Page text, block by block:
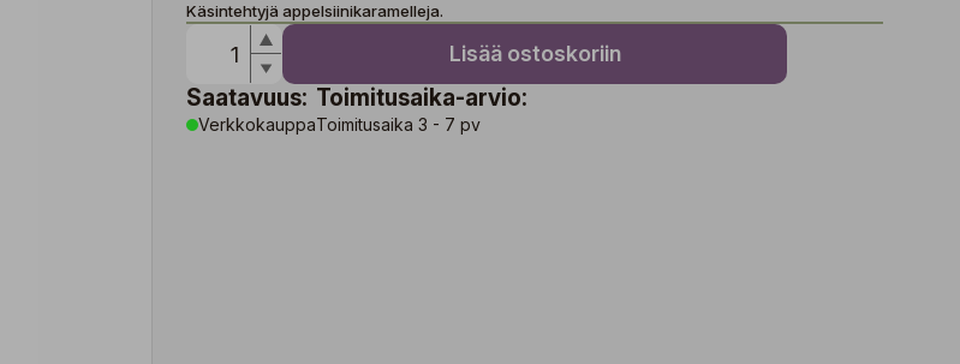
Käsintehtyjä appelsiinikaramelleja.
Lisää ostoskoriin
Saatavuus:
Verkkokauppa
Toimitusaika-arvio:
Toimitusaika 3 - 7 pv